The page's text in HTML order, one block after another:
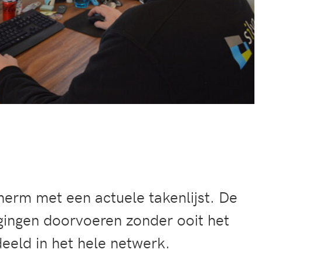
met een actuele takenlijst. De
doorvoeren zonder ooit het
in het hele netwerk.